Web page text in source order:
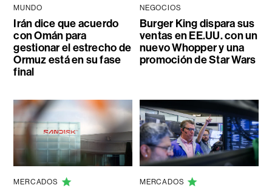
MUNDO
Irán dice que acuerdo
con Omán para
gestionar el estrecho de
Ormuz está en su fase
final
NEGOCIOS
Burger King dispara sus
ventas en EE.UU. con un
nuevo Whopper y una
promoción de Star Wars
MERCADOS MERCADOS